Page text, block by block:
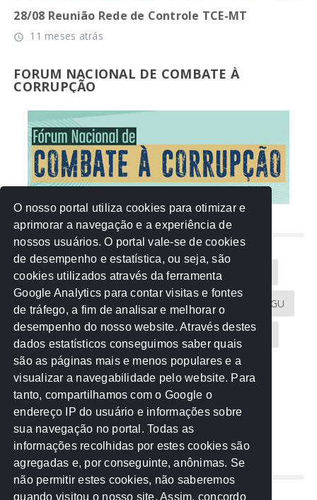
28/08 Reunião Rede de Controle TCE-MT
access_time 11 meses atrás
FORUM NACIONAL DE COMBATE À
CORRUPÇÃO
NUVEM DE TAGS
Acontece na Rede AGU AMM
Atricon Audicom CAU-MT CGU
CREA-MT Eventos MPC-MT MPE-MT
MPF Notícias PF PGE-MT PGR
Receita Federal Sem categoria
TCE-MT TCU TRE
REDE NOS ESTADOS
O nosso portal utiliza cookies para otimizar e
aprimorar a navegação e a experiência de
nossos usuários. O portal vale-se de cookies
de desempenho e estatística, ou seja, são
cookies utilizados através da ferramenta
Google Analytics para contar visitas e fontes
de tráfego, a fim de analisar e melhorar o
desempenho do nosso website. Através destes
dados estatísticos conseguimos saber quais
são as páginas mais e menos populares e a
visualizar a navegabilidade pelo website. Para
tanto, compartilhamos com o Google o
endereço IP do usuário e informações sobre
sua navegação no portal. Todas as
informações recolhidas por estes cookies são
agregadas e, por conseguinte, anônimas. Se
não permitir estes cookies, não saberemos
quando visitou o nosso site. Assim, concordo